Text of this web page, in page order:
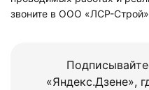
звоните в ООО «ЛСР-
«Яндекс.Дзене»,